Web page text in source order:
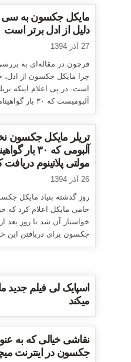
مایکل جکسون به سی
دلیل از ادل برتر است
27 آذر 1394
فرچون در مقاله‌ای به
چرا مایکل جکسون از ادل،
است. در پی اعلام اینکه
آلبومیست که ۳۰ بار گواهینامه‌ی مولتی پلاتینوم...
تریلر مایکل جکسون
آلبومی که ۳۰ بار
مولتی پلاتینوم
26 آذر 1394
روز گذشته بنیاد مایکل
حامی مایکل اعلام کرد که
خواستار آن شد تا روز
جکسون برای دریافتن این
اسپایک لی فیلم جدید
میکند
نقاشی خیالی که به
جکسون در اینترنت